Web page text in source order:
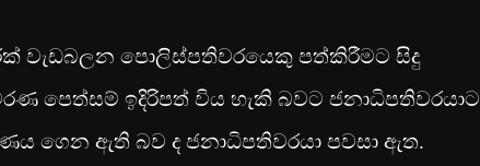
වැඩබලන පොලිස්පතිවරයෙකු පත්කිරීමට සිදු
පෙත්සම් ඉදිරිපත් විය හැකි බවට ජනාධිපතිවරයාට
ගෙන ඇති බව ද ජනාධිපතිවරයා පවසා ඇත.